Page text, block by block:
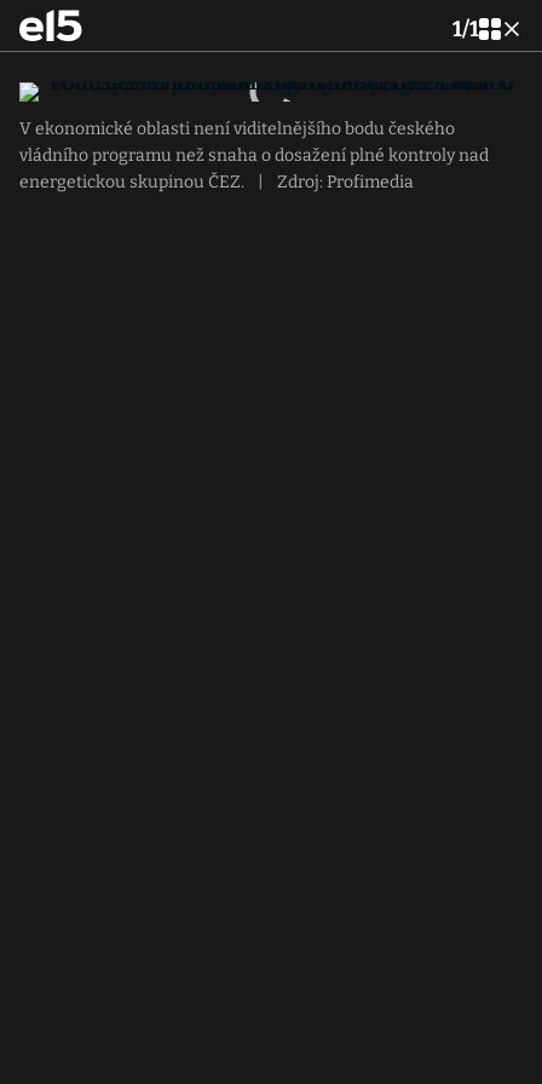
1/1
V ekonomické oblasti není viditelnějšího bodu českého
vládního programu než snaha o dosažení plné kontroly nad
energetickou skupinou ČEZ.
Zdroj: Profimedia